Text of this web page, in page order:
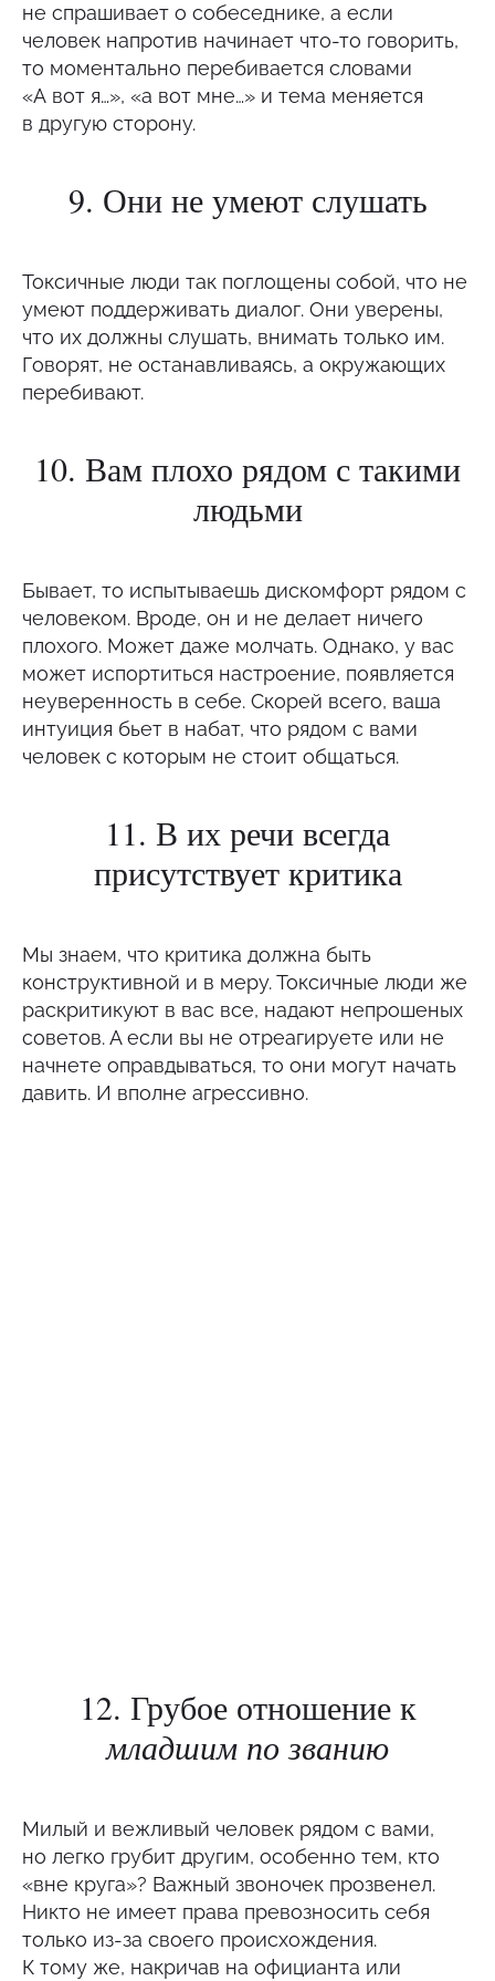
не спрашивает о собеседнике, а если
человек напротив начинает что-то говорить,
то моментально перебивается словами
«А вот я…», «а вот мне…» и тема меняется
в другую сторону.
9. Они не умеют слушать
Токсичные люди так поглощены собой, что не
умеют поддерживать диалог. Они уверены,
что их должны слушать, внимать только им.
Говорят, не останавливаясь, а окружающих
перебивают.
10. Вам плохо рядом с такими
людьми
Бывает, то испытываешь дискомфорт рядом с
человеком. Вроде, он и не делает ничего
плохого. Может даже молчать. Однако, у вас
может испортиться настроение, появляется
неуверенность в себе. Скорей всего, ваша
интуиция бьет в набат, что рядом с вами
человек с которым не стоит общаться.
11. В их речи всегда
присутствует критика
Мы знаем, что критика должна быть
конструктивной и в меру. Токсичные люди же
раскритикуют в вас все, надают непрошеных
советов. А если вы не отреагируете или не
начнете оправдываться, то они могут начать
давить. И вполне агрессивно.
12. Грубое отношение к
младшим по званию
Милый и вежливый человек рядом с вами,
но легко грубит другим, особенно тем, кто
«вне круга»? Важный звоночек прозвенел.
Никто не имеет права превозносить себя
только из-за своего происхождения.
К тому же, накричав на официанта или